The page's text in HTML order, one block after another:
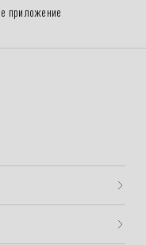
приложение